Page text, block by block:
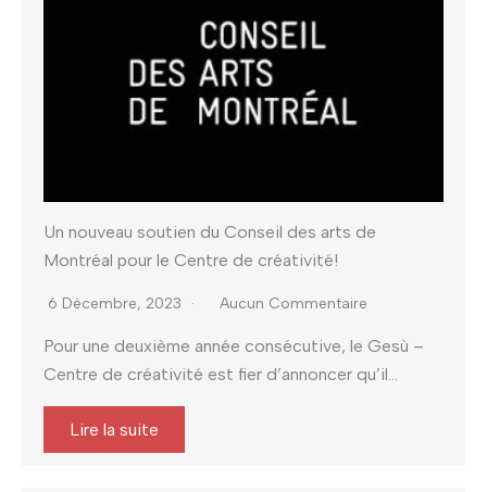
Un nouveau soutien du Conseil des arts de
Montréal pour le Centre de créativité!
6 Décembre, 2023 Aucun Commentaire
Pour une deuxième année consécutive, le Gesù –
Centre de créativité est fier d’annoncer qu’il...
Lire la suite